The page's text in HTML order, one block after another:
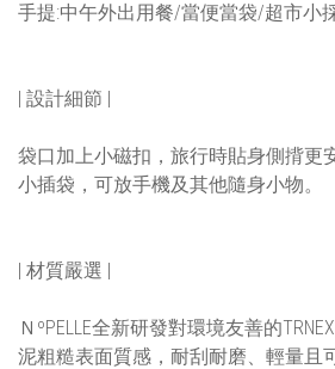
手提:中午外出用餐/當便當袋/超市小
| 設計
袋口加上小磁扣，旅行時貼身側揹更
小插袋，可放手機及其他隨身
| 材質
ＮºPELLE全新研發對環境友善的
泥粗糙表面質感，耐刮耐磨、輕量且